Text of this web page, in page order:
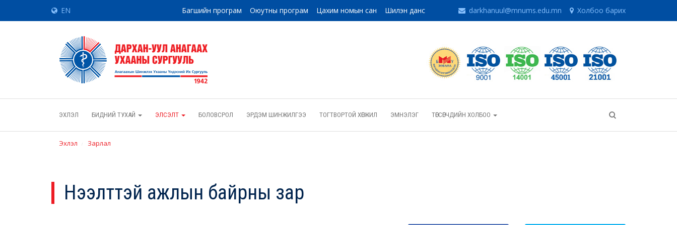
EN Багшийн програм Оюутны програм Цахим номын сан Шилэн данс darkhanuul@mnums.edu.mn Холбоо барих
ЭХЛЭЛ БИДНИЙ ТУХАЙ ЭЛСЭЛТ БОЛОВСРОЛ ЭРДЭМ ШИНЖИЛГЭЭ ТОГТВОРТОЙ ХӨГЖИЛ ЭМНЭЛЭГ ТӨГСӨГЧДИЙН ХОЛБОО
Эхлэл Зарлал
Нээлттэй ажлын байрны зар